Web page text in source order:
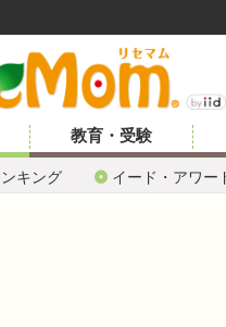
キング イード・アワー
教育・受験